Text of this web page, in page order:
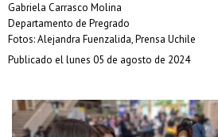
Gabriela Carrasco Molina
Departamento de Pregrado
Fotos: Alejandra Fuenzalida, Prensa Uchile
Publicado el lunes 05 de agosto de 2024